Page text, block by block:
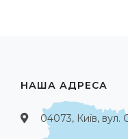
НАША АДРЕСА
04073, Київ, вул.